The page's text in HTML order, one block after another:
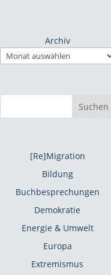
Archiv
Suchen
[Re]Migration
Bildung
Buchbesprechungen
Demokratie
Energie & Umwelt
Europa
Extremismus